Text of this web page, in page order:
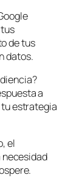
de tus
datos.
a
estrategia
el
necesidad